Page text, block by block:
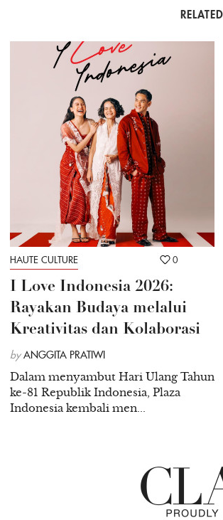
HAUTE CULTURE 0
I Love Indonesia 2026:
Rayakan Budaya melalui
Kreativitas dan Kolaborasi
by ANGGITA PRATIWI
Dalam menyambut Hari Ulang Tahun
ke-81 Republik Indonesia, Plaza
Indonesia kembali men...